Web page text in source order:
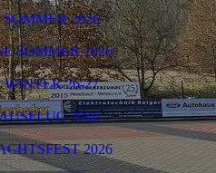
2026
SOMMER 2026
26-27
2026
2026